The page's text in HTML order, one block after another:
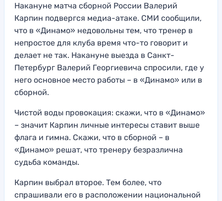
Накануне матча сборной России Валерий
Карпин подвергся медиа-атаке. СМИ сообщили,
что в «Динамо» недовольны тем, что тренер в
непростое для клуба время что-то говорит и
делает не так. Накануне выезда в Санкт-
Петербург Валерий Георгиевича спросили, где у
него основное место работы – в «Динамо» или в
сборной.
Чистой воды провокация: скажи, что в «Динамо»
– значит Карпин личные интересы ставит выше
флага и гимна. Скажи, что в сборной – в
«Динамо» решат, что тренеру безразлична
судьба команды.
Карпин выбрал второе. Тем более, что
спрашивали его в расположении национальной